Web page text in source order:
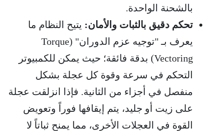
بالشحنة الواحدة.
تحكم دقيق بالثبات والأمان: يتيح النظام ما
يعرف بـ "توجيه عزم الدوران" (Torque
Vectoring) بدقة فائقة؛ حيث يمكن للكمبيوتر
التحكم في سرعة وقوة كل عجلة بشكل
منفصل في أجزاء من الثانية. فإذا انزلقت عجلة
على زيت أو جليد، يتم إيقافها فوراً وتعويض
القوة في العجلات الأخرى، مما يمنح ثباتاً لا